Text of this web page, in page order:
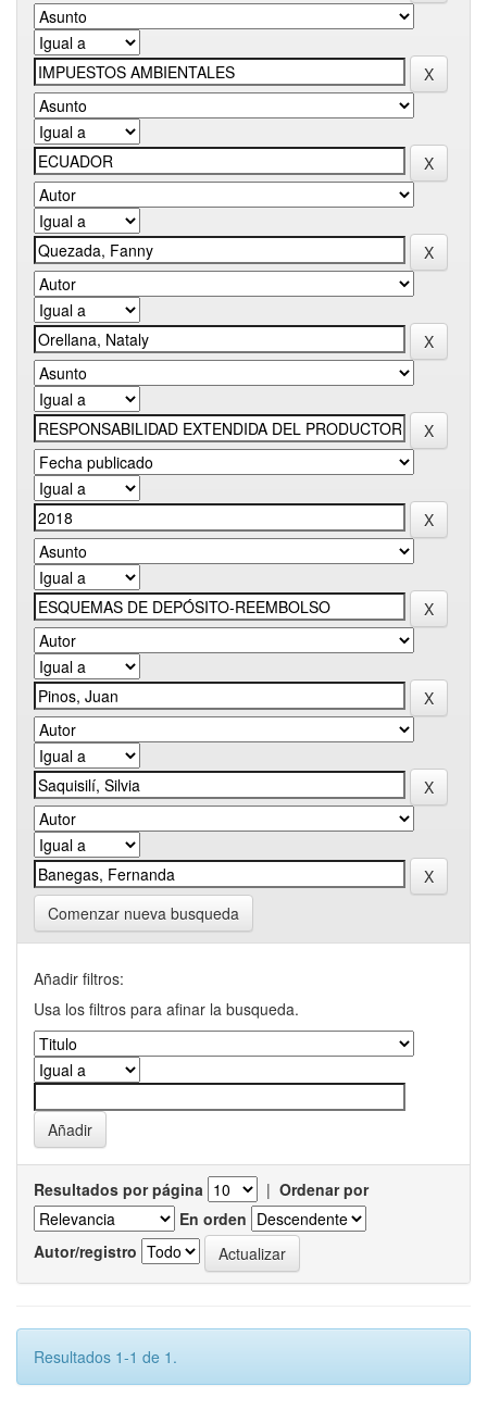
Comenzar nueva busqueda
Añadir filtros:
Usa los filtros para afinar la busqueda.
Resultados por página | Ordenar por
En orden
Autor/registro
Resultados 1-1 de 1.